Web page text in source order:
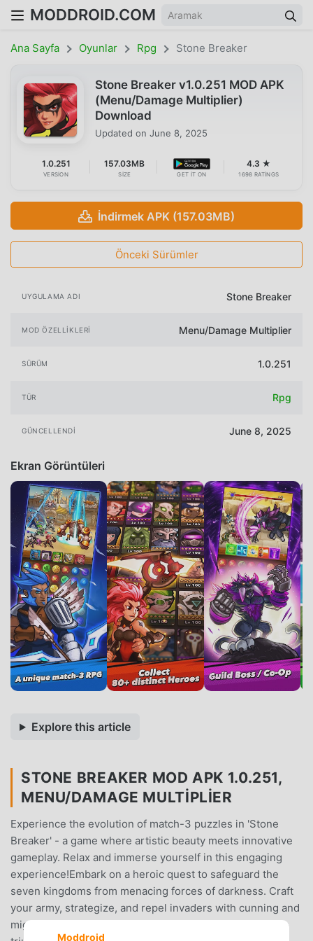
MODDROID.COM
Ana Sayfa Oyunlar Rpg Stone Breaker
Stone Breaker v1.0.251 MOD APK
(Menu/Damage Multiplier)
Download
Updated on June 8, 2025
1.0.251
VERSION
157.03MB
SIZE GET IT ON
4.3 ★
1698 RATINGS
İndirmek APK (157.03MB)
Önceki Sürümler
UYGULAMA ADI Stone Breaker
MOD ÖZELLIKLERI Menu/Damage Multiplier
SÜRÜM 1.0.251
TÜR Rpg
GÜNCELLENDI June 8, 2025
Ekran Görüntüleri
Explore this article
STONE BREAKER MOD APK 1.0.251,
MENU/DAMAGE MULTIPLIER
Experience the evolution of match-3 puzzles in 'Stone
Breaker' - a game where artistic beauty meets innovative
gameplay. Relax and immerse yourself in this engaging
experience!Embark on a heroic quest to safeguard the
seven kingdoms from menacing forces of darkness. Craft
your army, strategize, and repel invaders with cunning and
might!Key Features:Puzzle Mastery: Lead your heroes to
Moddroid